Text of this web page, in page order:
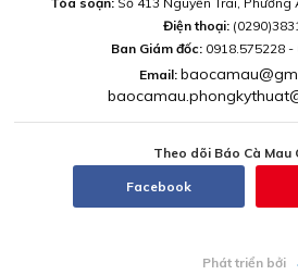
Điện thoại:
Ban Giám đốc: 0918.575228 -
Email:
Theo dõi Báo Cà Mau
Facebook
Phát triển bởi